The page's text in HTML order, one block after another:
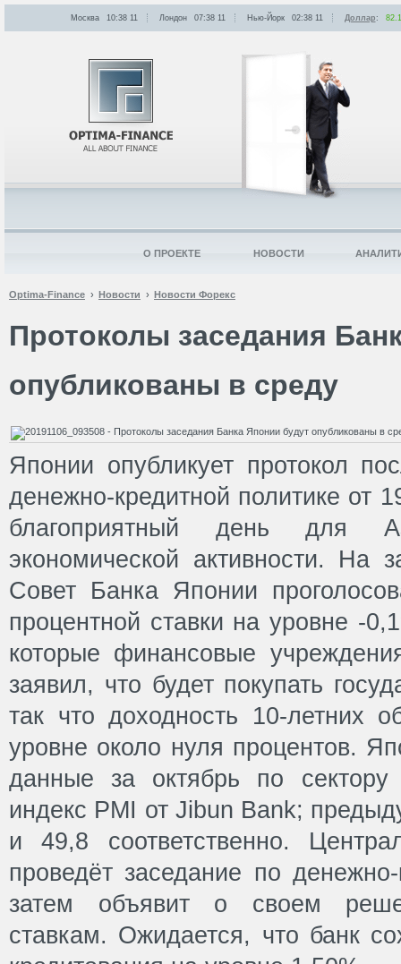
Optima-Finance Новости Новости Форекс
Протоколы заседания
опубликованы в среду
Японии опубликует протокол
денежно-кредитной политике от
благоприятный день для
экономической активности. На
Совет Банка Японии
процентной ставки на уровне -
которые финансовые
заявил, что будет покупать
так что доходность 10-летних
уровне около нуля процентов.
данные за октябрь по сектору
индекс PMI от Jibun Bank;
и 49,8 соответственно.
проведёт заседание по
затем объявит о своем
ставкам. Ожидается, что банк
Москва 10:38: 11 Лондон 07:38: 11 Нью-Йорк 02:38: 11 Доллар:
О ПРОЕКТЕ НОВОСТИ